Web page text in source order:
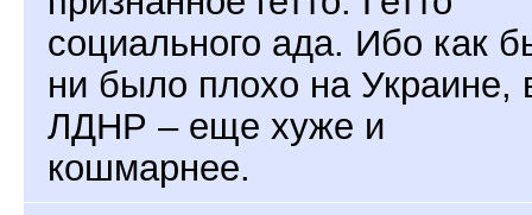
социального ада. Ибо как
ни было плохо на Украине,
ЛДНР – еще хуже и
кошмарнее.